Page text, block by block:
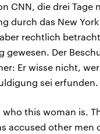
CNN, die drei Tage
durch das New
rechtlich
gewesen. Der
Er wisse nicht,
sei erfunden.
who this woman is.
accused other men